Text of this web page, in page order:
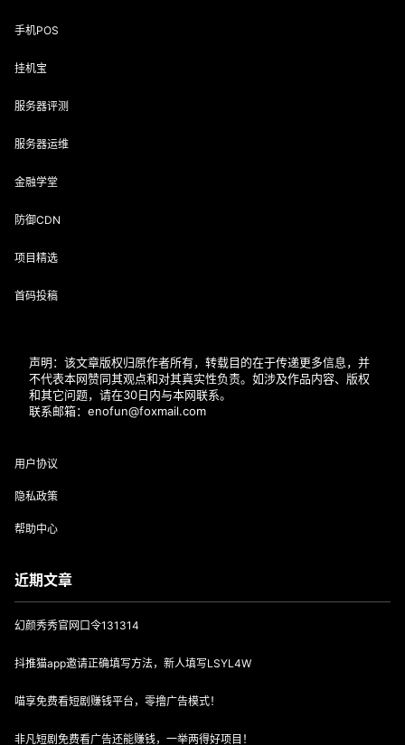
手机POS
挂机宝
服务器评测
服务器运维
金融学堂
防御CDN
项目精选
首码投稿
声明：该文章版权归原作者所有，转载目的在于传递更多信息，并
不代表本网赞同其观点和对其真实性负责。如涉及作品内容、版权
和其它问题，请在30日内与本网联系。
联系邮箱：enofun@foxmail.com
用户协议
隐私政策
帮助中心
近期文章
幻颜秀秀官网口令131314
抖推猫app邀请正确填写方法，新人填写LSYL4W
喵享免费看短剧赚钱平台，零撸广告模式！
非凡短剧免费看广告还能赚钱，一举两得好项目！